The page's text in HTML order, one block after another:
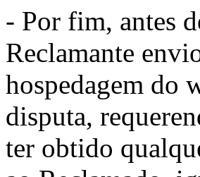
- Por fim, antes
Reclamante
hospedagem do
disputa,
ter obtido